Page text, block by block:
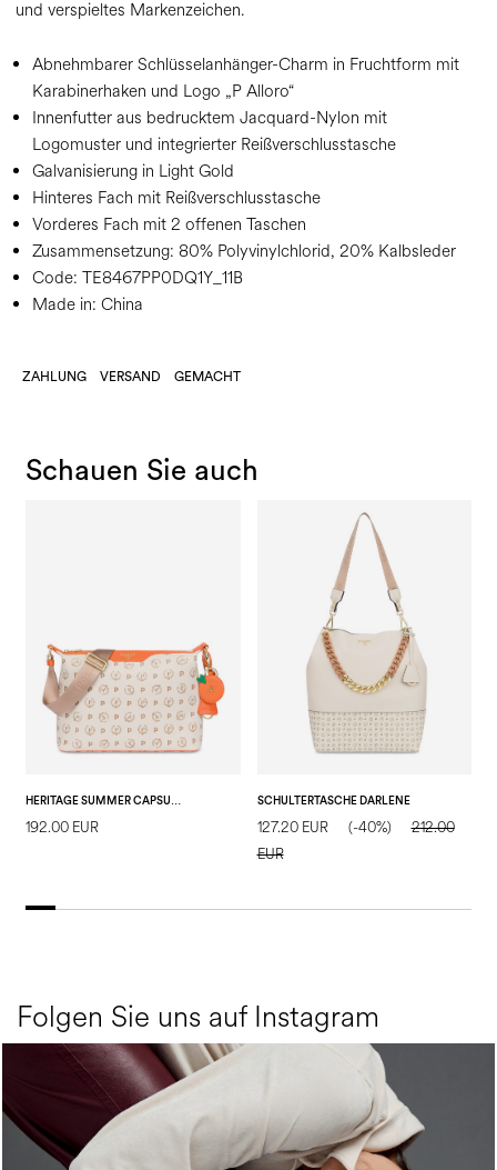
und verspieltes Markenzeichen.
Abnehmbarer Schlüsselanhänger-Charm in Fruchtform mit
Karabinerhaken und Logo „P Alloro“
Innenfutter aus bedrucktem Jacquard-Nylon mit
Logomuster und integrierter Reißverschlusstasche
Galvanisierung in Light Gold
Hinteres Fach mit Reißverschlusstasche
Vorderes Fach mit 2 offenen Taschen
Zusammensetzung: 80% Polyvinylchlorid, 20% Kalbsleder
Code: TE8467PP0DQ1Y_11B
Made in: China
ZAHLUNG VERSAND GEMACHT
Schauen Sie auch
HERITAGE SUMMER CAPSULE SCHULTERTASCHE
192.00 EUR
SCHULTERTASCHE DARLENE
127.20 EUR (-40%)
212.00
EUR
Folgen Sie uns auf Instagram